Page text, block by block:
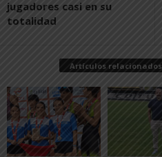
jugadores casi en su
totalidad
Artículos relacionados